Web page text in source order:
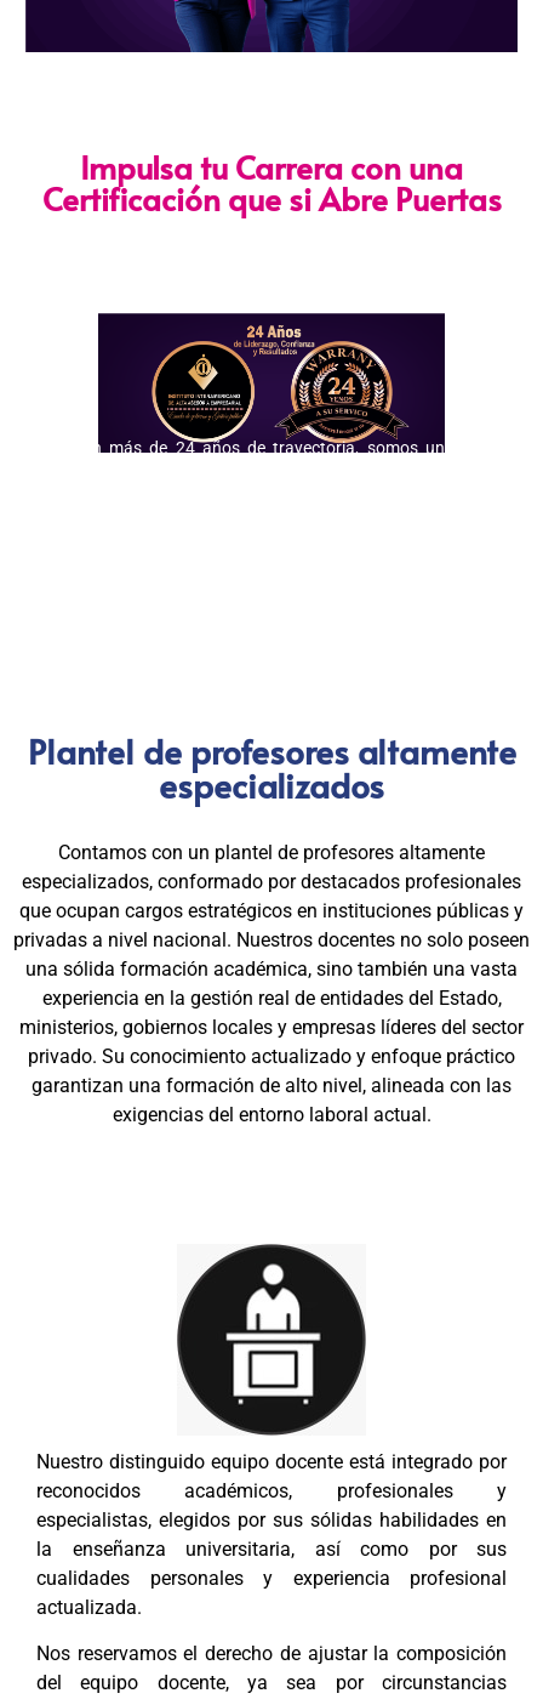
Impulsa tu Carrera con una
Certificación que si Abre Puertas
Con más de 24 años de trayectoria, somos un referente
Plantel de profesores altamente
especializados
Contamos con un plantel de profesores altamente
especializados, conformado por destacados profesionales
que ocupan cargos estratégicos en instituciones públicas y
privadas a nivel nacional. Nuestros docentes no solo poseen
una sólida formación académica, sino también una vasta
experiencia en la gestión real de entidades del Estado,
ministerios, gobiernos locales y empresas líderes del sector
privado. Su conocimiento actualizado y enfoque práctico
garantizan una formación de alto nivel, alineada con las
exigencias del entorno laboral actual.
Nuestro distinguido equipo docente está integrado por
reconocidos académicos, profesionales y
especialistas, elegidos por sus sólidas habilidades en
la enseñanza universitaria, así como por sus
cualidades personales y experiencia profesional
actualizada.
Nos reservamos el derecho de ajustar la composición
del equipo docente, ya sea por circunstancias